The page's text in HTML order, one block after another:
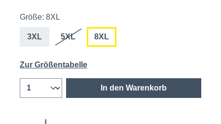
Größe: 8XL
3XL 5XL 8XL
Zur Größentabelle
In den Warenkorb